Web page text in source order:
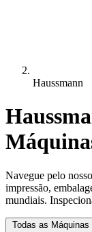
Haussmann
Navegue pelo
impressão,
mundiais.
Todas as Máquinas